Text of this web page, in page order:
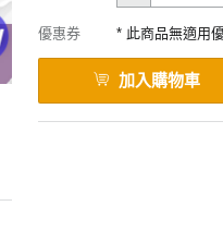
優惠券 * 此商品無適用
加入購物車